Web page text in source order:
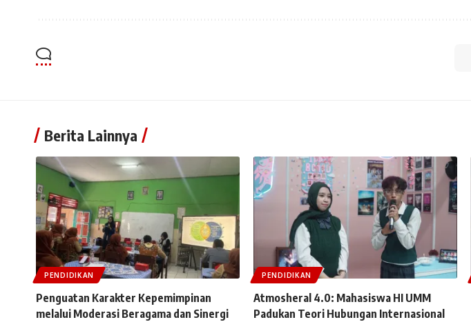
Berita Lainnya
PENDIDIKAN
Penguatan Karakter Kepemimpinan
melalui Moderasi Beragama dan Sinergi
PENDIDIKAN
Atmosheral 4.0: Mahasiswa HI UMM
Padukan Teori Hubungan Internasional